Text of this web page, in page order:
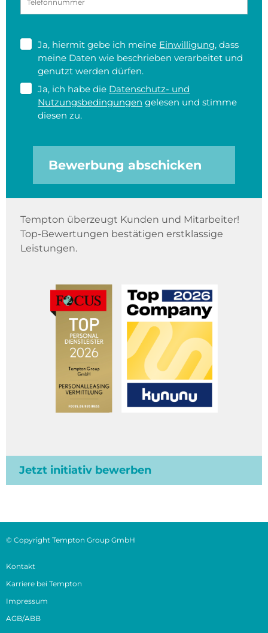
Ja, hiermit gebe ich meine Einwilligung, dass
meine Daten wie beschrieben verarbeitet und
genutzt werden dürfen.
Ja, ich habe die Datenschutz- und
Nutzungsbedingungen gelesen und stimme
diesen zu.
Bewerbung abschicken
Tempton überzeugt Kunden und Mitarbeiter!
Top-Bewertungen bestätigen erstklassige
Leistungen.
Jetzt initiativ bewerben
© Copyright Tempton Group GmbH
Kontakt
Karriere bei Tempton
Impressum
AGB/ABB